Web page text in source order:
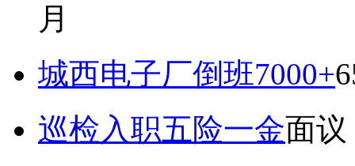
月
城西电子厂倒班7000+
巡检入职五险一金面议